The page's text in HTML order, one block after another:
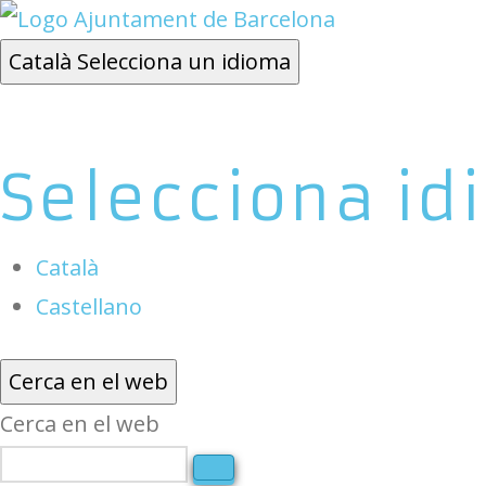
Català Selecciona un idioma
Selecciona
Català
Castellano
Cerca en el web
Cerca en el web